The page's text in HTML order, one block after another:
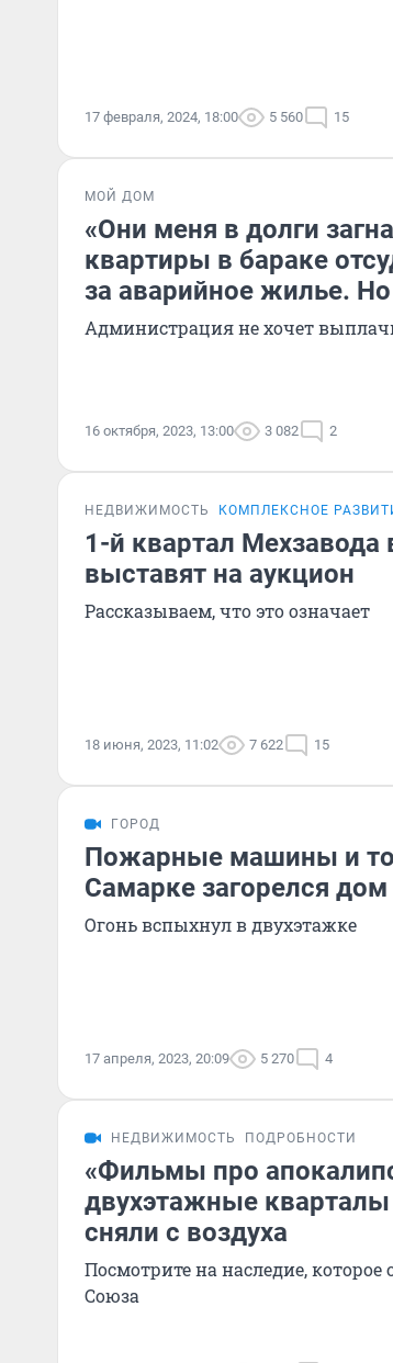
17 февраля, 2024, 18:00 5 560 15
МОЙ ДОМ
«Они меня в долги
квартиры в бараке
за аварийное жилье. Но
Администрация не хочет
16 октября, 2023, 13:00 3 082 2
НЕДВИЖИМОСТЬ КОМПЛЕКСНОЕ
1-й квартал
выставят на аукцион
Рассказываем, что это означает
18 июня, 2023, 11:02 7 622 15
ГОРОД
Пожарные машины и
Самарке загорелся дом
Огонь вспыхнул в двухэтажке
17 апреля, 2023, 20:09 5 270 4
НЕДВИЖИМОСТЬ ПОДРОБНОСТИ
«Фильмы про
двухэтажные
сняли с воздуха
Посмотрите на наследие, которое
Союза